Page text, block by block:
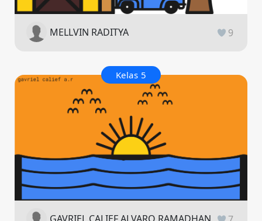
MELLVIN RADITYA 9
Kelas 5